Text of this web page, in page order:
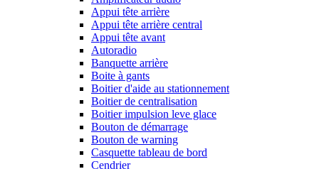
Appui tête arrière
Appui tête arrière central
Appui tête avant
Autoradio
Banquette arrière
Boite à gants
Boitier d'aide au stationnement
Boitier de centralisation
Boitier impulsion leve glace
Bouton de démarrage
Bouton de warning
Casquette tableau de bord
Cendrier